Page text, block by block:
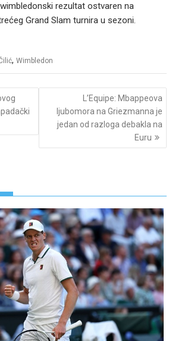
rezultat ostvaren na
Grand Slam turnira u sezoni.
,Wimbledon
L’Equipe: Mbappeova
ljubomora na Griezmanna je
jedan od razloga debakla na
Euru